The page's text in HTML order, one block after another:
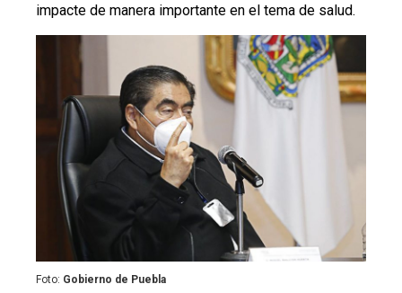
impacte de manera importante en el tema de salud.
Foto: Gobierno de Puebla